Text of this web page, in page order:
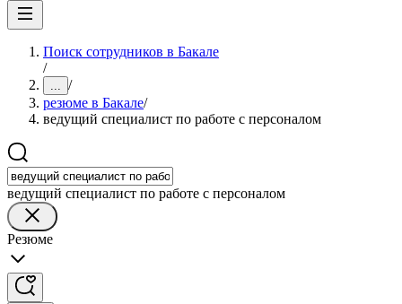
Поиск сотрудников в Бакале
/
... /
резюме в Бакале/
ведущий специалист по работе с персоналом
ведущий специалист по работе с персоналом
Резюме